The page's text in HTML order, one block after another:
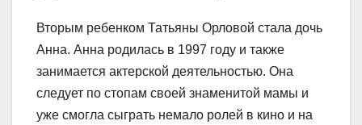
Вторым ребенком Татьяны Орловой стала дочь
Анна. Анна родилась в 1997 году и также
занимается актерской деятельностью. Она
следует по стопам своей знаменитой мамы и
уже смогла сыграть немало ролей в кино и на